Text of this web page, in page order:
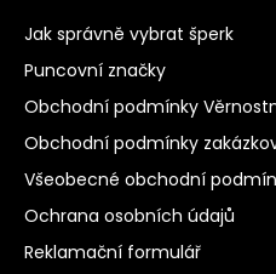
Jak správně vybrat šperk
Puncovní značky
Obchodní podmínky
Obchodní podmínky
Všeobecné obchodní
Ochrana osobních údajů
Reklamační formulář